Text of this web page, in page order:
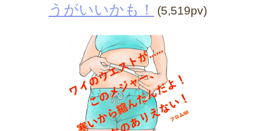
うがいいかも！
(5,519pv)